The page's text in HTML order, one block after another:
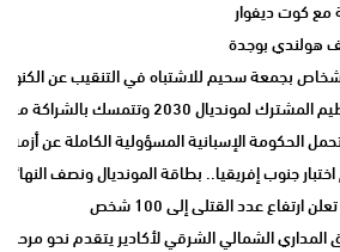
مع كوت ديفوار
هولندي بوجدة
2030 وتتمسك بالشراكة مع المغرب وإسبانيا
تحمل الحكومة الإسبانية المسؤولية الكاملة عن أزمة
جنوب إفريقيا.. بطاقة المونديال ونصف
ارتفاع عدد القتلى إلى 100 شخص
الشمالي الشرقي لأكادير يتقدم نحو مرحلة